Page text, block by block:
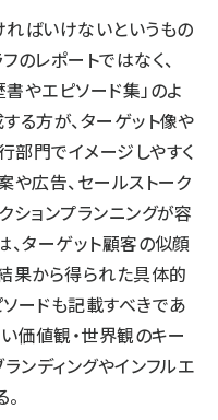
ばいけないというもの
のレポートではなく、
やエピソード集」のよ
る方が、ターゲット像や
門でイメージしやすく
や広告、セールストーク
ションプランニングが容
、ターゲット顧客の似顔
果から得られた具体的
ードも記載すべきであ
価値観・世界観のキー
ンディングやインフルエ